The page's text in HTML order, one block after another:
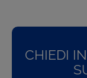
CHIEDI